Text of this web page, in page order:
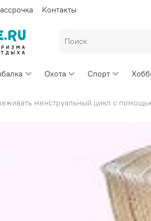
Контакты
Охота Спорт
менструальный цикл с